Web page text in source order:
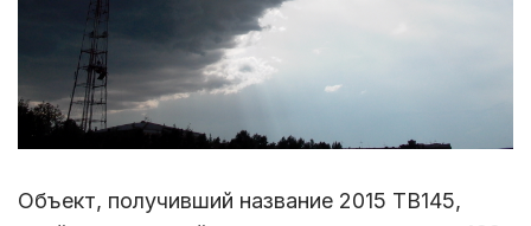
Объект, получивший название 2015 TB145,